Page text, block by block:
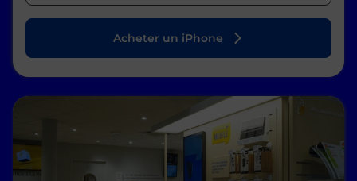
Acheter un iPhone